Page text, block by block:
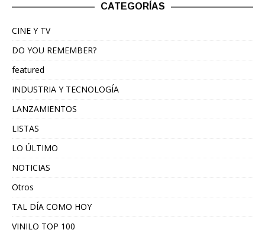
CATEGORÍAS
CINE Y TV
DO YOU REMEMBER?
featured
INDUSTRIA Y TECNOLOGÍA
LANZAMIENTOS
LISTAS
LO ÚLTIMO
NOTICIAS
Otros
TAL DÍA COMO HOY
VINILO TOP 100